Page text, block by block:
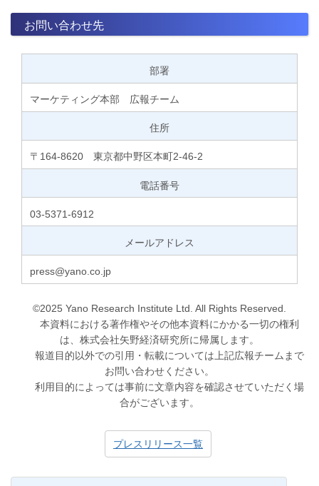
お問い合わせ先
部署
マーケティング本部 広報チーム
住所
〒164-8620 東京都中野区本町2-46-2
電話番号
03-5371-6912
メールアドレス
press@yano.co.jp
©2025 Yano Research Institute Ltd. All Rights Reserved.
本資料における著作権やその他本資料にかかる一切の権利
は、株式会社矢野経済研究所に帰属します。
報道目的以外での引用・転載については上記広報チームまで
お問い合わせください。
利用目的によっては事前に文章内容を確認させていただく場
合がございます。
プレスリリース一覧